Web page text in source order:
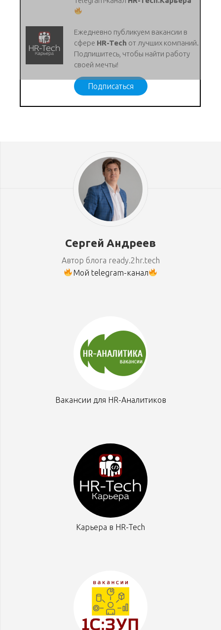
Ежедневно публикуем вакансии в
сфере HR-Tech от лучших компаний.
Подпишитесь, чтобы найти работу
своей мечты!
Подписаться
Сергей Андреев
Автор блога ready.2hr.tech
Мой telegram-канал
Вакансии для HR-Аналитиков
Карьера в HR-Tech